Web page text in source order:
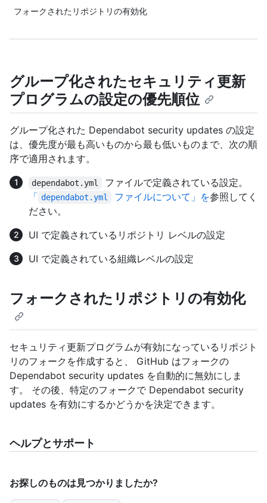
フォークされたリポジトリの有効化
グループ化されたセキュリティ更新
プログラムの設定の優先順位
グループ化された Dependabot security updates の設定
は、優先度が最も高いものから最も低いものまで、次の順
序で適用されます。
dependabot.yml
ファイルで定義されている設定。
「 dependabot.yml ファイルについて」を参照してく
ださい。
UI で定義されているリポジトリ レベルの設定
UI で定義されている組織レベルの設定
フォークされたリポジトリの有効化
セキュリティ更新プログラムが有効になっているリポジト
リのフォークを作成すると、 GitHub はフォークの
Dependabot security updates を自動的に無効にしま
す。 その後、特定のフォークで Dependabot security
updates を有効にするかどうかを決定できます。
ヘルプとサポート
お探しのものは見つかりましたか?